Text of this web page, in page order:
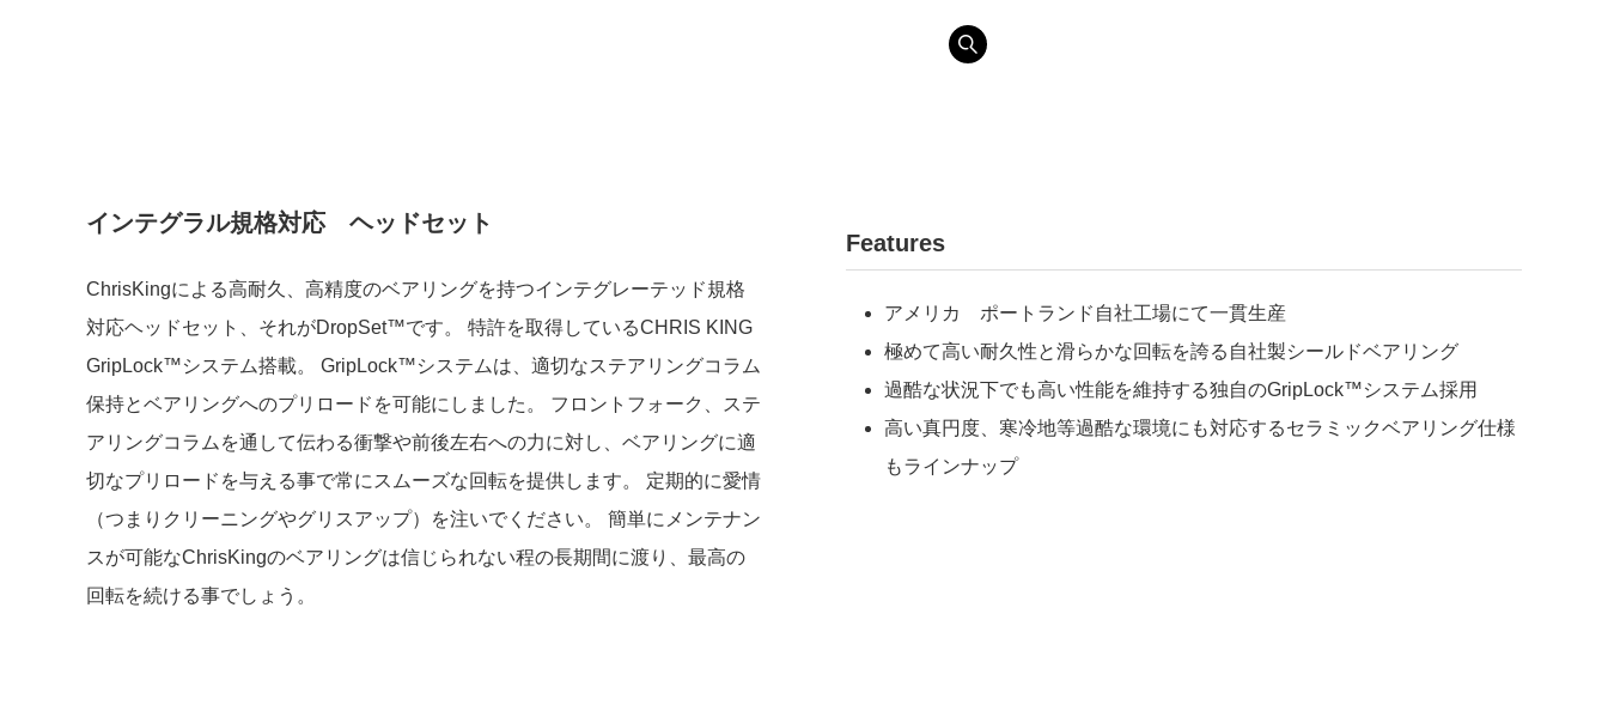
インテグラル規格対応 ヘッドセット
ChrisKingによる高耐久、高精度のベアリングを持つインテグレーテッド規格
対応ヘッドセット、それがDropSet™です。 特許を取得しているCHRIS KING
GripLock™システム搭載。 GripLock™システムは、適切なステアリングコラム
保持とベアリングへのプリロードを可能にしました。 フロントフォーク、ステ
アリングコラムを通して伝わる衝撃や前後左右への力に対し、ベアリングに適
切なプリロードを与える事で常にスムーズな回転を提供します。 定期的に愛情
（つまりクリーニングやグリスアップ）を注いでください。 簡単にメンテナン
スが可能なChrisKingのベアリングは信じられない程の長期間に渡り、最高の
回転を続ける事でしょう。
Features
アメリカ ポートランド自社工場にて一貫生産
極めて高い耐久性と滑らかな回転を誇る自社製シールドベアリング
過酷な状況下でも高い性能を維持する独自のGripLock™システム採用
高い真円度、寒冷地等過酷な環境にも対応するセラミックベアリング仕様
もラインナップ